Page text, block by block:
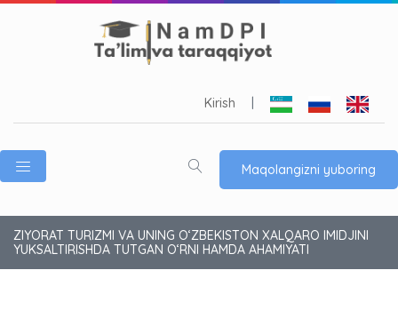
Kirish
Maqolangizni yuboring
ZIYORAT TURIZMI VA UNING O‘ZBEKISTON XALQARO IMIDJINI
YUKSALTIRISHDA TUTGAN O‘RNI HAMDA AHAMIYATI